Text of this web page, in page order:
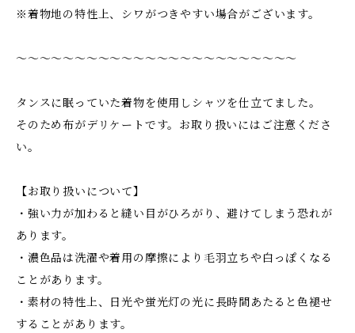
※着物地の特性上、シワがつきやすい場合がございます。
〜〜〜〜〜〜〜〜〜〜〜〜〜〜〜〜〜〜〜〜〜〜〜〜
タンスに眠っていた着物を使用しシャツを仕立てました。
そのため布がデリケートです。お取り扱いにはご注意くださ
い。
【お取り扱いについて】
・強い力が加わると縫い目がひろがり、避けてしまう恐れが
あります。
・濃色品は洗濯や着用の摩擦により毛羽立ちや白っぽくなる
ことがあります。
・素材の特性上、日光や蛍光灯の光に長時間あたると色褪せ
することがあります。